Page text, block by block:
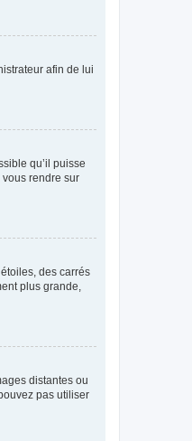
afin de lui
qu’il puisse
rendre sur
des carrés
plus grande,
distantes ou
pas utiliser